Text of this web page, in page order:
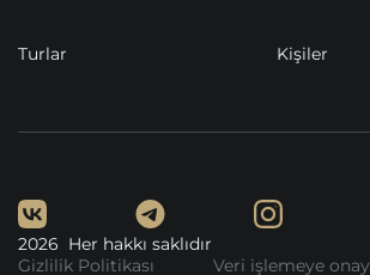
Turlar Kişiler
Gizlilik Politikası Veri işlemeye onay
2026 Her hakkı saklıdır